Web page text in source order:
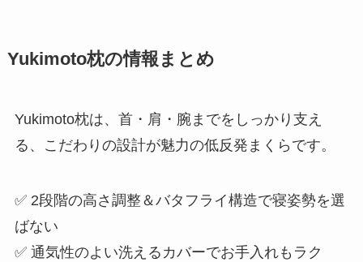
Yukimoto枕の情報まとめ
Yukimoto枕は、首・肩・腕までをしっかり支え
る、こだわりの設計が魅力の低反発まくらです。
✅ 2段階の高さ調整＆バタフライ構造で寝姿勢を選
ばない
✅ 通気性のよい洗えるカバーでお手入れもラク